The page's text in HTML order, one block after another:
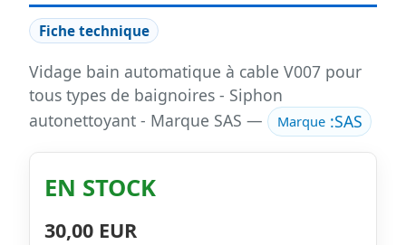
Fiche technique
Vidage bain automatique à cable V007 pour
tous types de baignoires - Siphon
autonettoyant - Marque SAS —
Marque:SAS
EN STOCK
30,00 EUR